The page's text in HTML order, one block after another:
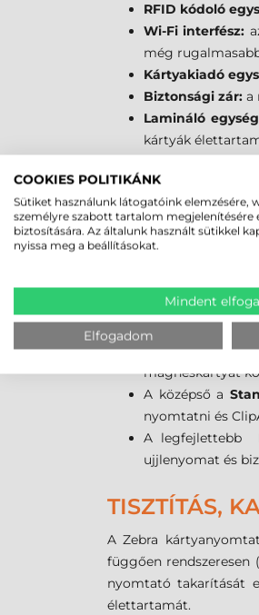
RFID kódoló
Wi-Fi interfész:
még
Kártyakiadó
Biztonsági zár: a
Lamináló
kártyák
Az eszközhöz
alkalmazásokból, mint
A plasztik kártyák
hasonlóan, grafikus
fényképet, stb.
A Zebra CardStudio
A
mágneskártyát
A középső a
nyomtatni és
A legfejlettebb
ujjlenyomat és
TISZTÍTÁS,
A Zebra
függően
nyomtató takarítását
élettartamát.
COOKIES POLITIKÁNK
Sütiket használunk látogatóink elemzésére,
személyre szabott tartalom megjelenítésére
biztosítására. Az általunk használt sütikkel
nyissa meg a beállításokat.
Mindent
Elfogadom